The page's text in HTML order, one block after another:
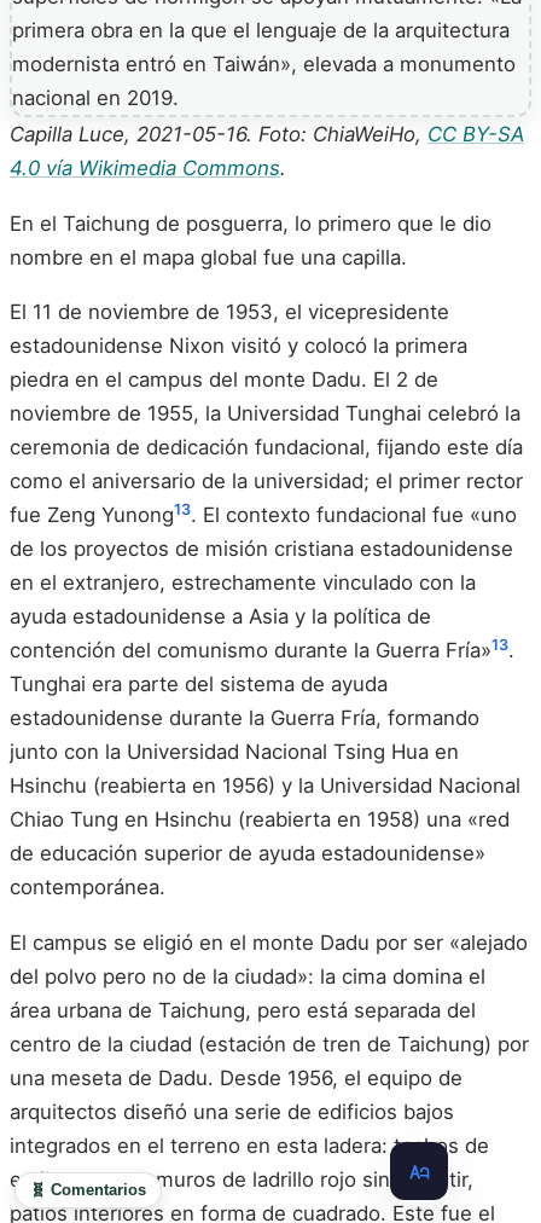
Capilla Luce, 2021-05-16. Foto: ChiaWeiHo, CC BY-SA
4.0 vía Wikimedia Commons.
En el Taichung de posguerra, lo primero que le dio
nombre en el mapa global fue una capilla.
El 11 de noviembre de 1953, el vicepresidente
estadounidense Nixon visitó y colocó la primera
piedra en el campus del monte Dadu. El 2 de
noviembre de 1955, la Universidad Tunghai celebró la
ceremonia de dedicación fundacional, fijando este día
como el aniversario de la universidad; el primer rector
fue Zeng Yunong13. El contexto fundacional fue «uno
de los proyectos de misión cristiana estadounidense
en el extranjero, estrechamente vinculado con la
ayuda estadounidense a Asia y la política de
contención del comunismo durante la Guerra Fría»13.
Tunghai era parte del sistema de ayuda
estadounidense durante la Guerra Fría, formando
junto con la Universidad Nacional Tsing Hua en
Hsinchu (reabierta en 1956) y la Universidad Nacional
Chiao Tung en Hsinchu (reabierta en 1958) una «red
de educación superior de ayuda estadounidense»
contemporánea.
El campus se eligió en el monte Dadu por ser «alejado
del polvo pero no de la ciudad»: la cima domina el
área urbana de Taichung, pero está separada del
centro de la ciudad (estación de tren de Taichung) por
una meseta de Dadu. Desde 1956, el equipo de
arquitectos diseñó una serie de edificios bajos
integrados en el terreno en esta ladera: techos de
estilo tangcao, muros de ladrillo rojo sin revestir,
patios interiores en forma de cuadrado. Este fue el
🧬 Comentarios